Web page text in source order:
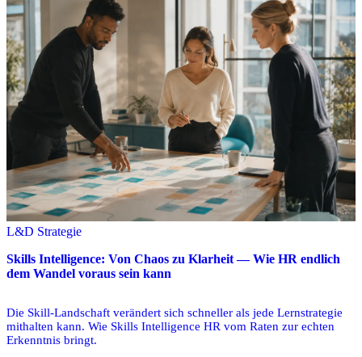
L&D Strategie
Skills Intelligence: Von Chaos zu Klarheit — Wie HR endlich
dem Wandel voraus sein kann
Die Skill-Landschaft verändert sich schneller als jede Lernstrategie
mithalten kann. Wie Skills Intelligence HR vom Raten zur echten
Erkenntnis bringt.